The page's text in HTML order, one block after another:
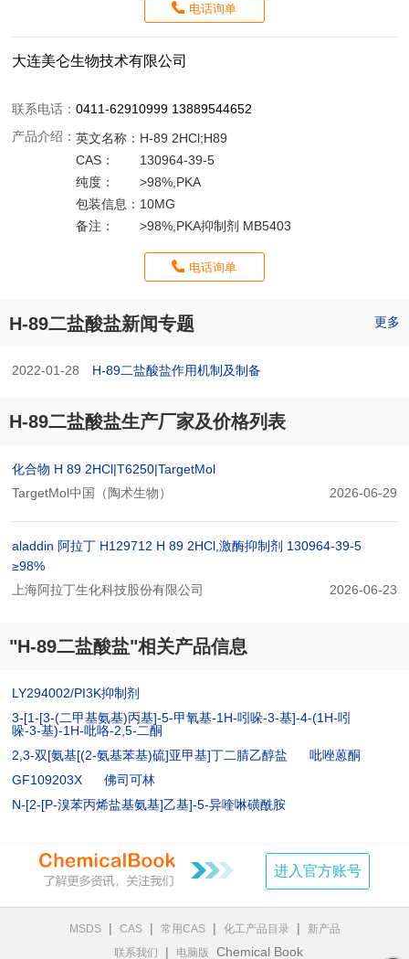
电话询单
大连美仑生物技术有限公司
联系电话：0411-62910999 13889544652
产品介绍：英文名称： H-89 2HCl;H89
CAS：
130964-39-5
纯度：
>98%,PKA
包装信息： 10MG
备注：
>98%,PKA抑制剂 MB5403
电话询单
H-89二盐酸盐新闻专题 更多
2022-01-28 H-89二盐酸盐作用机制及制备
H-89二盐酸盐生产厂家及价格列表
化合物 H 89 2HCl|T6250|TargetMol
TargetMol中国（陶术生物）
2026-06-29
aladdin 阿拉丁 H129712 H 89 2HCl,激酶抑制剂 130964-39-5
≥98%
上海阿拉丁生化科技股份有限公司
2026-06-23
"H-89二盐酸盐"相关产品信息
LY294002/PI3K抑制剂
3-[1-[3-(二甲基氨基)丙基]-5-甲氧基-1H-吲哚-3-基]-4-(1H-吲
哚-3-基)-1H-吡咯-2,5-二酮
2,3-双[氨基[(2-氨基苯基)硫]亚甲基]丁二腈乙醇盐
吡唑蒽酮
GF109203X
佛司可林
N-[2-[P-溴苯丙烯盐基氨基]乙基]-5-异喹啉磺酰胺
进入官方账号
MSDS | CAS | 常用CAS | 化工产品目录 |
新产品
联系我们
| 电脑版 Chemical Book